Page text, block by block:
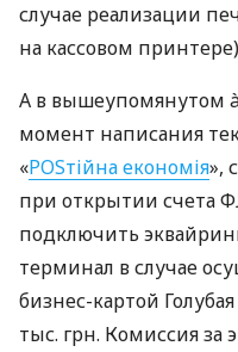
случае реализации
на кассовом
А в вышеупомянутом
момент написания
«POSтійна економія»,
при открытии счета
подключить
терминал в случае
бизнес-картой
тыс. грн. Комиссия за